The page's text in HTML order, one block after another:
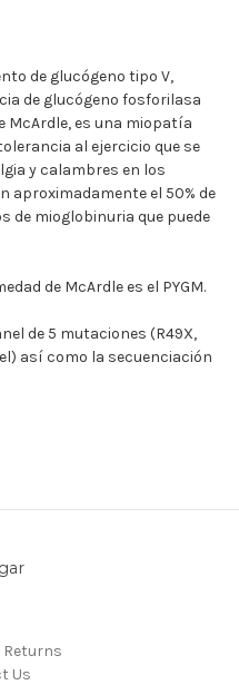
de glucógeno tipo V,
de glucógeno fosforilasa
McArdle, es una miopatía
al ejercicio que se
y calambres en los
aproximadamente el 50% de
de mioglobinuria que puede
de McArdle es el PYGM.
de 5 mutaciones (R49X,
así como la secuenciación
Us